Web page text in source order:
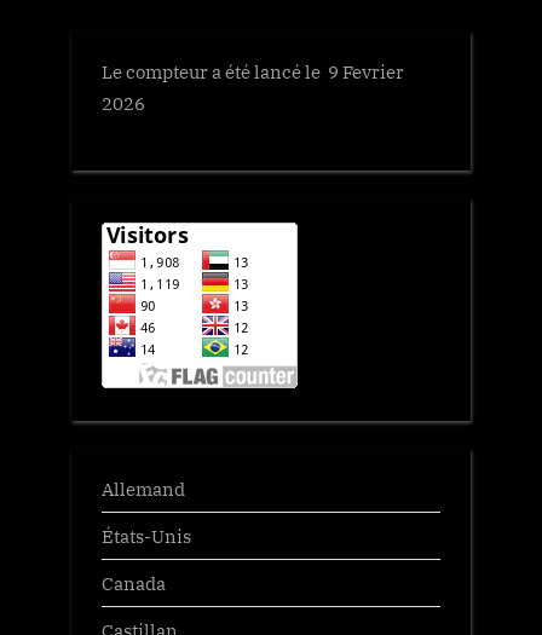
Le compteur a été lancé le 9 Fevrier
2026
Allemand
États-Unis
Canada